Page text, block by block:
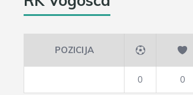
POZICIJA
0 0